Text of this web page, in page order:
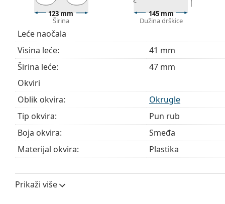
Istražite cijelu ponudu
dioptrijskih naočala kako biste
kupnju naočala ako trebate pomoć pri odabiru.
Ovo je medicinski proizvod. Prije uporabe pročitajte
123 mm
Širina
145 mm
Dužina drškice
Leće naočala
Visina leće:
41 mm
Širina leće:
47 mm
Okviri
Oblik okvira:
Okrugle
Tip okvira:
Pun rub
Boja okvira:
Smeđa
Materijal okvira:
Plastika
Širina:
Prikaži više